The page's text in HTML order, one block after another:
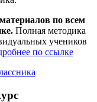
по всем
Полная методика
учеников
по ссылке